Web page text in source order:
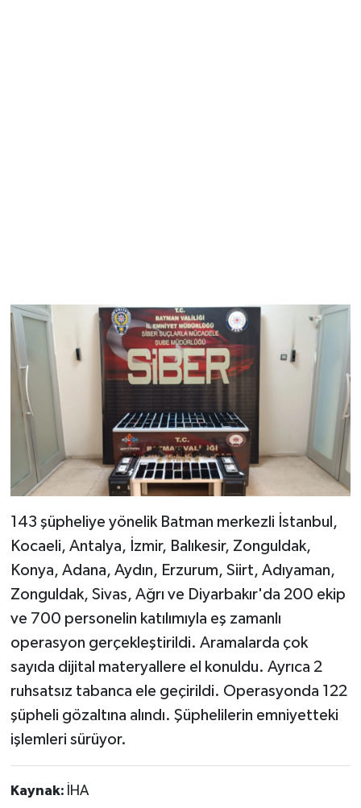
143 şüpheliye yönelik Batman merkezli İstanbul,
Kocaeli, Antalya, İzmir, Balıkesir, Zonguldak,
Konya, Adana, Aydın, Erzurum, Siirt, Adıyaman,
Zonguldak, Sivas, Ağrı ve Diyarbakır'da 200 ekip
ve 700 personelin katılımıyla eş zamanlı
operasyon gerçekleştirildi. Aramalarda çok
sayıda dijital materyallere el konuldu. Ayrıca 2
ruhsatsız tabanca ele geçirildi. Operasyonda 122
şüpheli gözaltına alındı. Şüphelilerin emniyetteki
işlemleri sürüyor.
Kaynak: İHA